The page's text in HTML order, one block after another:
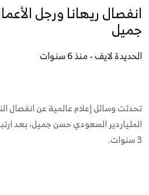
انفصال ريهانا ورجل
جميل
الحديدة لايف - منذ 6 سنوات
تحدثت وسائل إعلام عالمية عن انفصال
الملياردير السعودي حسن جميل، بعد
3 سنوات.